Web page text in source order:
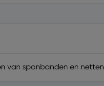
van spanbanden en netten